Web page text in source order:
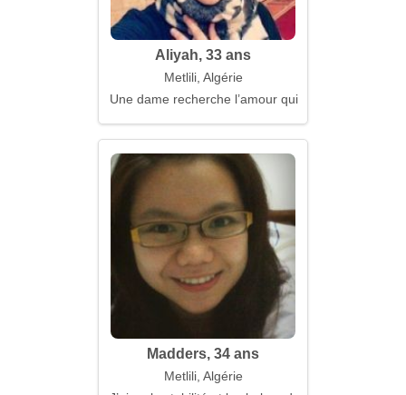
Aliyah, 33 ans
Metlili, Algérie
Une dame recherche l’amour qui est proche
Madders, 34 ans
Metlili, Algérie